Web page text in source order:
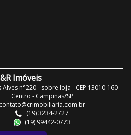
Imóveis
Alves n°220 - sobre loja - CEP 13010-160
Centro - Campinas/SP
contato@crimobiliaria.com.br
(19) 3234-2727
(19) 99442-0773